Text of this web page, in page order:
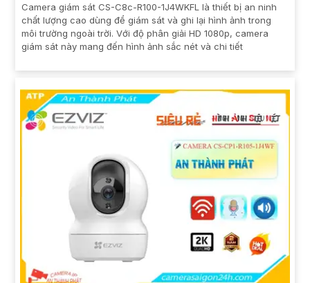
Camera giám sát CS-C8c-R100-1J4WKFL là thiết bị an ninh
chất lượng cao dùng để giám sát và ghi lại hình ảnh trong
môi trường ngoài trời. Với độ phân giải HD 1080p, camera
giám sát này mang đến hình ảnh sắc nét và chi tiết